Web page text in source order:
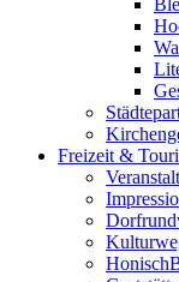
Freizeit &